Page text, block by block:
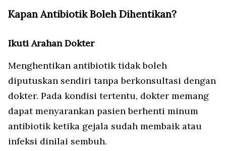
Kapan Antibiotik Boleh Dihentikan?
Ikuti Arahan Dokter
Menghentikan antibiotik tidak boleh
diputuskan sendiri tanpa berkonsultasi dengan
dokter. Pada kondisi tertentu, dokter memang
dapat menyarankan pasien berhenti minum
antibiotik ketika gejala sudah membaik atau
infeksi dinilai sembuh.